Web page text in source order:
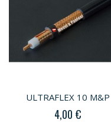
ULTRAFLEX 10 M&P
4,00 €